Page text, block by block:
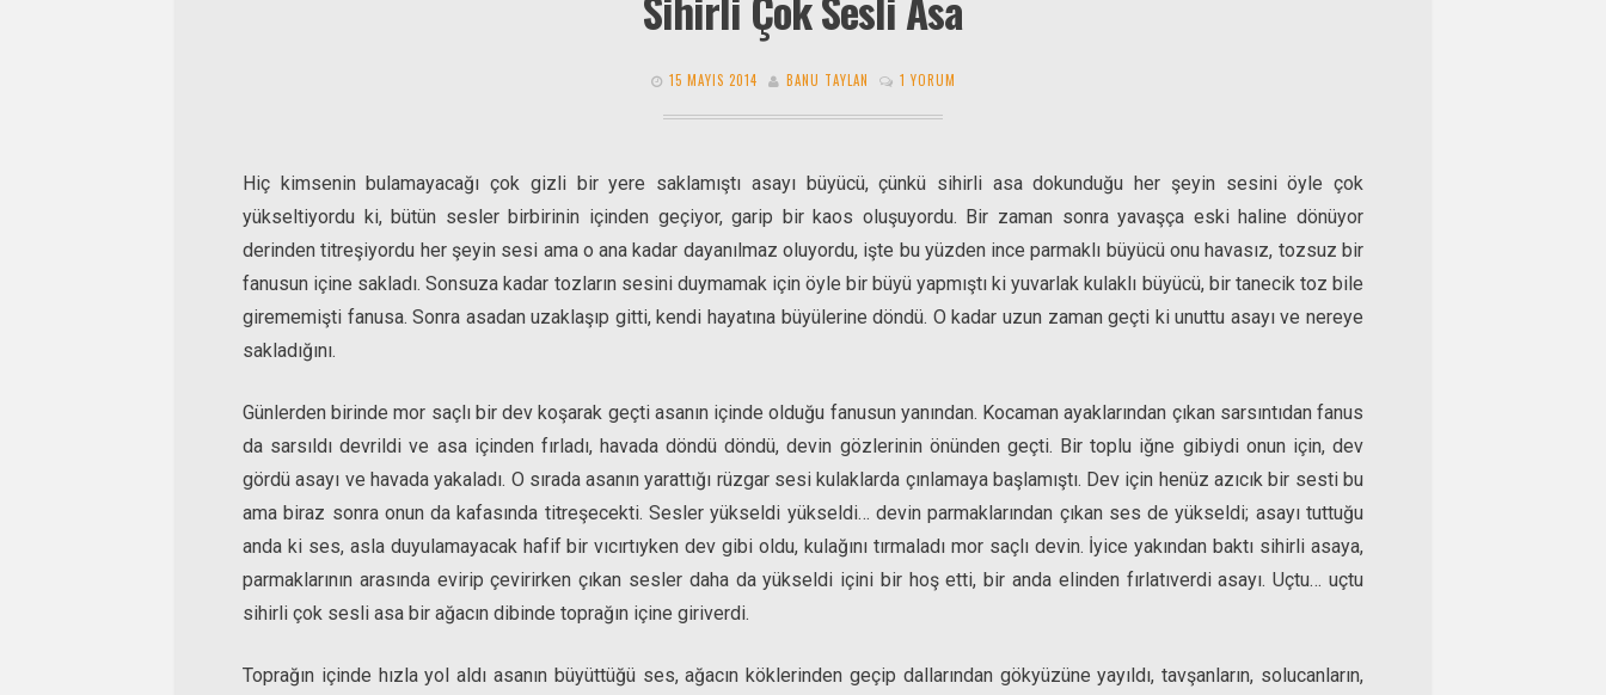
15 MAYIS 2014 BANU TAYLAN 1 YORUM
Hiç kimsenin bulamayacağı çok gizli bir yere saklamıştı asayı büyücü, çünkü sihirli asa dokunduğu her şeyin sesini öyle çok
yükseltiyordu ki, bütün sesler birbirinin içinden geçiyor, garip bir kaos oluşuyordu. Bir zaman sonra yavaşça eski haline dönüyor
derinden titreşiyordu her şeyin sesi ama o ana kadar dayanılmaz oluyordu, işte bu yüzden ince parmaklı büyücü onu havasız, tozsuz bir
fanusun içine sakladı. Sonsuza kadar tozların sesini duymamak için öyle bir büyü yapmıştı ki yuvarlak kulaklı büyücü, bir tanecik toz bile
girememişti fanusa. Sonra asadan uzaklaşıp gitti, kendi hayatına büyülerine döndü. O kadar uzun zaman geçti ki unuttu asayı ve nereye
sakladığını.
Günlerden birinde mor saçlı bir dev koşarak geçti asanın içinde olduğu fanusun yanından. Kocaman ayaklarından çıkan sarsıntıdan fanus
da sarsıldı devrildi ve asa içinden fırladı, havada döndü döndü, devin gözlerinin önünden geçti. Bir toplu iğne gibiydi onun için, dev
gördü asayı ve havada yakaladı. O sırada asanın yarattığı rüzgar sesi kulaklarda çınlamaya başlamıştı. Dev için henüz azıcık bir sesti bu
ama biraz sonra onun da kafasında titreşecekti. Sesler yükseldi yükseldi… devin parmaklarından çıkan ses de yükseldi; asayı tuttuğu
anda ki ses, asla duyulamayacak hafif bir vıcırtıyken dev gibi oldu, kulağını tırmaladı mor saçlı devin. İyice yakından baktı sihirli asaya,
parmaklarının arasında evirip çevirirken çıkan sesler daha da yükseldi içini bir hoş etti, bir anda elinden fırlatıverdi asayı. Uçtu… uçtu
sihirli çok sesli asa bir ağacın dibinde toprağın içine giriverdi.
Toprağın içinde hızla yol aldı asanın büyüttüğü ses, ağacın köklerinden geçip dallarından gökyüzüne yayıldı, tavşanların, solucanların,